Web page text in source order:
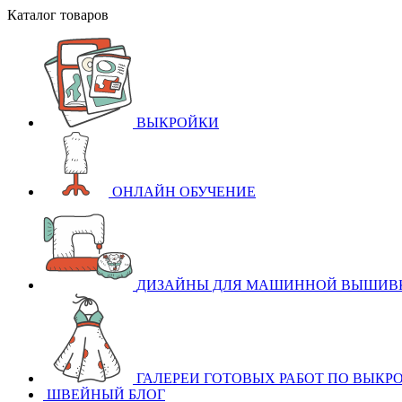
Каталог товаров
ВЫКРОЙКИ
ОНЛАЙН ОБУЧЕНИЕ
ДИЗАЙНЫ ДЛЯ МАШИННОЙ
ГАЛЕРЕИ ГОТОВЫХ РАБОТ ПО
ШВЕЙНЫЙ БЛОГ